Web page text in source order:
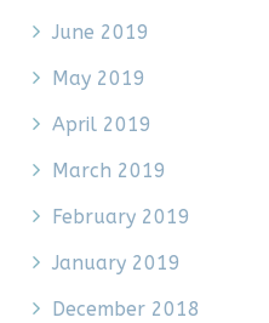
June 2019
May 2019
April 2019
March 2019
February 2019
January 2019
December 2018